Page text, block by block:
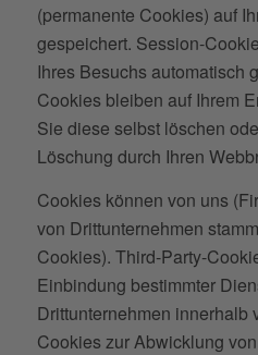
(permanente Cookies) auf
gespeichert. Session-
Ihres Besuchs automatisch
Cookies bleiben auf Ihrem
Sie diese selbst löschen
Löschung durch Ihren
Cookies können von uns
von Drittunternehmen
Cookies). Third-Party-
Einbindung bestimmter
Drittunternehmen innerhalb
Cookies zur Abwicklung von